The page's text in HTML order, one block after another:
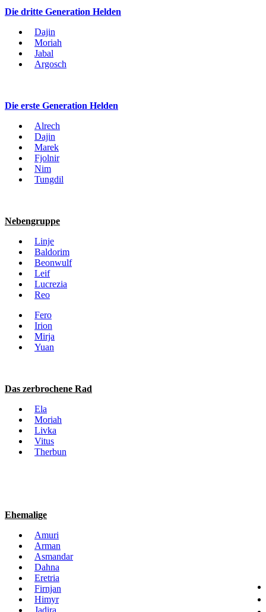
Die dritte Generation Helden
Dajin
Moriah
Jabal
Argosch
Die erste Generation Helden
Alrech
Dajin
Marek
Fjolnir
Nim
Tungdil
Nebengruppe
Linje
Baldorim
Beonwulf
Leif
Lucrezia
Reo
Fero
Irion
Mirja
Yuan
Das zerbrochene Rad
Ela
Moriah
Livka
Vitus
Therbun
Ehemalige
Amuri
Arman
Asmandar
Dahna
Eretria
Firnjan
Himyr
Jadira